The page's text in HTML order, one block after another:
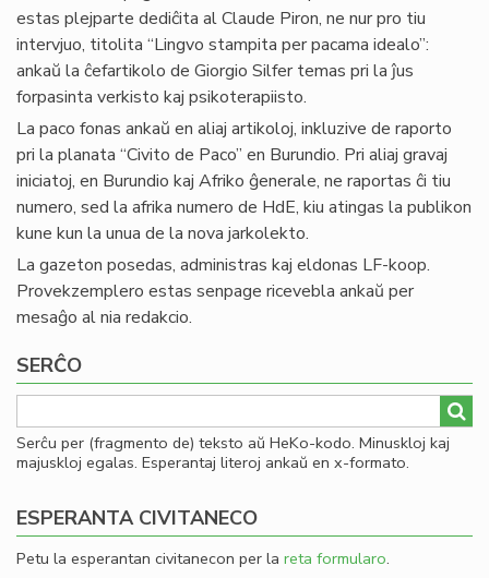
estas plejparte dediĉita al Claude Piron, ne nur pro tiu
intervjuo, titolita “Lingvo stampita per pacama idealo”:
ankaŭ la ĉefartikolo de Giorgio Silfer temas pri la ĵus
forpasinta verkisto kaj psikoterapiisto.
La paco fonas ankaŭ en aliaj artikoloj, inkluzive de raporto
pri la planata “Civito de Paco” en Burundio. Pri aliaj gravaj
iniciatoj, en Burundio kaj Afriko ĝenerale, ne raportas ĉi tiu
numero, sed la afrika numero de HdE, kiu atingas la publikon
kune kun la unua de la nova jarkolekto.
La gazeton posedas, administras kaj eldonas LF-koop.
Provekzemplero estas senpage ricevebla ankaŭ per
mesaĝo al nia redakcio.
SERĈO
Serĉu per (fragmento de) teksto aŭ HeKo-kodo. Minuskloj kaj
majuskloj egalas. Esperantaj literoj ankaŭ en x-formato.
ESPERANTA CIVITANECO
Petu la esperantan civitanecon per la reta formularo.